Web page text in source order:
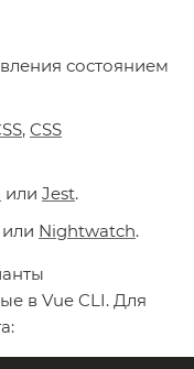
состоянием
, CSS
или Jest.
или Nightwatch.
в Vue CLI. Для